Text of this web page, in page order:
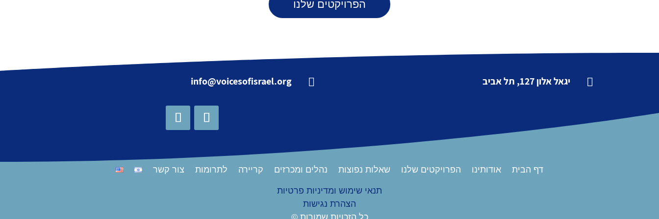
הפרויקטים שלנו

info@voicesofisrael.org  יגאל אלון 127, תל אביב
דף הבית אודותינו הפרויקטים שלנו שאלות נפוצות נהלים ומכרזים קריירה לתרומות צור קשר
תנאי שימוש ומדיניות פרטיות
הצהרת נגישות
כל הזכויות שמורות ©